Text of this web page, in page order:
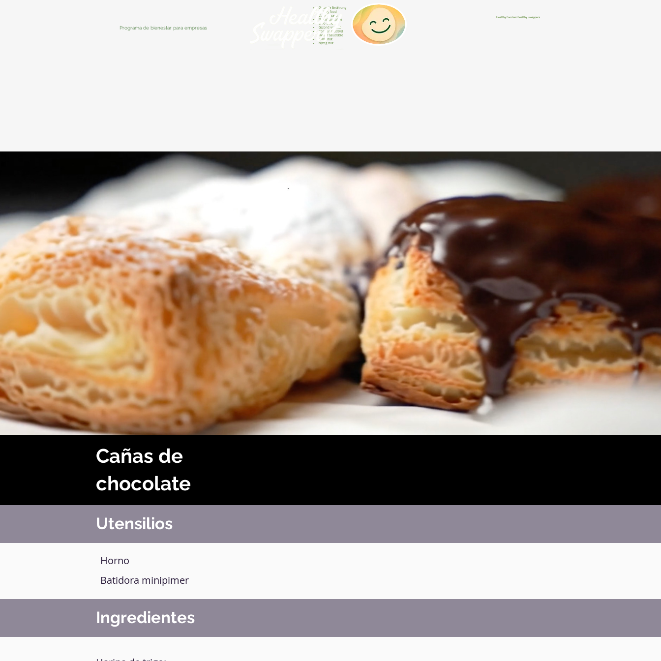
Programa de bienestar para empresas
Gesunde Ernährung
Healthy food
Comida sana
Nourriture saine
Cibo sano
Gezond voedsel
Comida saudável
Menjar saludable
Sunn mat
Nyttig mat
Healthy food and healthy swappers
Cañas de
chocolate
Utensilios
Horno
Batidora minipimer
Ingredientes